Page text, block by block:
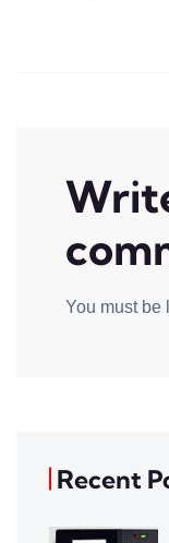
You must be
Recent